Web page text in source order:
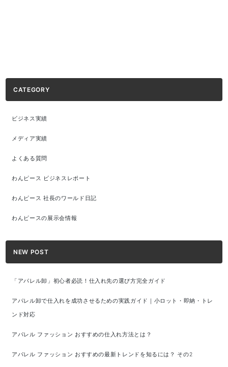
CATEGORY
ビジネス実績
メディア実績
よくある質問
わんピース ビジネスレポート
わんピース 社長のワールド日記
わんピースの展示会情報
NEW POST
「アパレル卸」初心者必読！仕入れ先の選び方完全ガイド
アパレル卸で仕入れを成功させるための実践ガイド｜小ロット・即納・トレ
ンド対応
アパレル ファッション おすすめの仕入れ方法とは？
アパレル ファッション おすすめの最新トレンドを知るには？ その2